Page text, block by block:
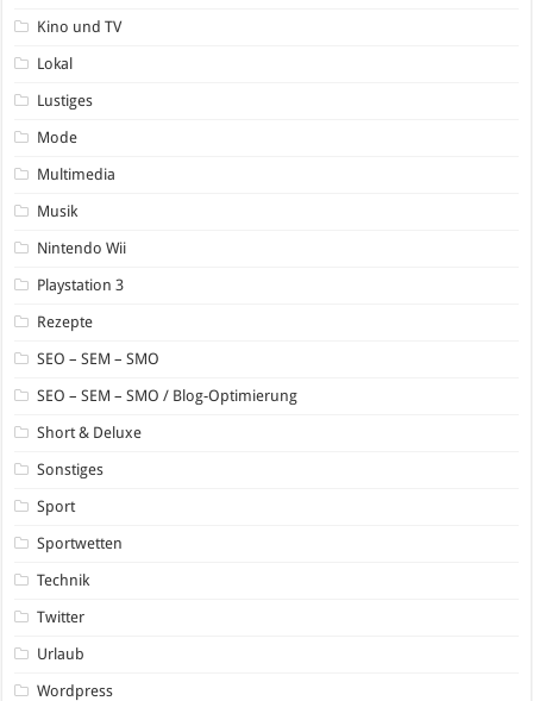
Kino und TV
Lokal
Lustiges
Mode
Multimedia
Musik
Nintendo Wii
Playstation 3
Rezepte
SEO – SEM – SMO
SEO – SEM – SMO / Blog-Optimierung
Short & Deluxe
Sonstiges
Sport
Sportwetten
Technik
Twitter
Urlaub
Wordpress